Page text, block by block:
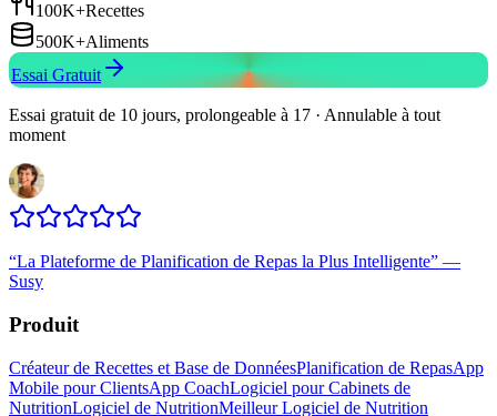
100K+Recettes
500K+Aliments
Essai Gratuit
Essai gratuit de 10 jours, prolongeable à 17 · Annulable à tout
moment
“La Plateforme de Planification de Repas la Plus Intelligente” —
Susy
Produit
Créateur de Recettes et Base de DonnéesPlanification de RepasApp
Mobile pour ClientsApp CoachLogiciel pour Cabinets de
NutritionLogiciel de NutritionMeilleur Logiciel de Nutrition